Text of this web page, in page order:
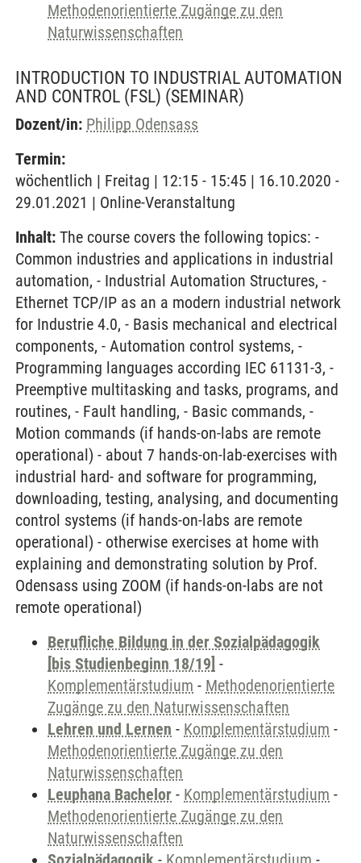
Methodenorientierte Zugänge zu den
Naturwissenschaften
INTRODUCTION TO INDUSTRIAL AUTOMATION
AND CONTROL (FSL) (SEMINAR)
Dozent/in: Philipp Odensass
Termin:
wöchentlich | Freitag | 12:15 - 15:45 | 16.10.2020 -
29.01.2021 | Online-Veranstaltung
Inhalt: The course covers the following topics: -
Common industries and applications in industrial
automation, - Industrial Automation Structures, -
Ethernet TCP/IP as an a modern industrial network
for Industrie 4.0, - Basis mechanical and electrical
components, - Automation control systems, -
Programming languages according IEC 61131-3, -
Preemptive multitasking and tasks, programs, and
routines, - Fault handling, - Basic commands, -
Motion commands (if hands-on-labs are remote
operational) - about 7 hands-on-lab-exercises with
industrial hard- and software for programming,
downloading, testing, analysing, and documenting
control systems (if hands-on-labs are remote
operational) - otherwise exercises at home with
explaining and demonstrating solution by Prof.
Odensass using ZOOM (if hands-on-labs are not
remote operational)
Berufliche Bildung in der Sozialpädagogik
[bis Studienbeginn 18/19] -
Komplementärstudium - Methodenorientierte
Zugänge zu den Naturwissenschaften
Lehren und Lernen - Komplementärstudium -
Methodenorientierte Zugänge zu den
Naturwissenschaften
Leuphana Bachelor - Komplementärstudium -
Methodenorientierte Zugänge zu den
Naturwissenschaften